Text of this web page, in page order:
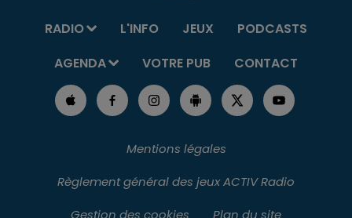
RADIO L'INFO JEUX
PODCASTS
AGENDA
VOTRE PUB CONTACT
Mentions légales
Règlement général des jeux ACTIV Radio
Gestion des cookies
Plan du site